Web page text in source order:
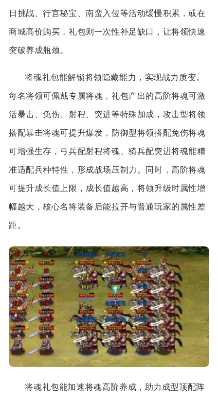
日挑战、行宫秘宝、南蛮入侵等活动缓慢积累，或在
商城高价购买，礼包则一次性补足缺口，让将领快速
突破养成瓶颈。
将魂礼包能解锁将领隐藏能力，实现战力质变。
每名将领可佩戴专属将魂，礼包产出的高阶将魂可激
活暴击、免伤、射程、突进等特殊加成，攻击型将领
搭配暴击将魂可提升爆发，防御型将领搭配免伤将魂
可增强生存，弓兵配射程将魂、骑兵配突进将魂能精
准适配兵种特性，形成战场压制力。同时，高阶将魂
可提升成长值上限，成长值越高，将领升级时属性增
幅越大，核心名将装备后能拉开与普通玩家的属性差
距。
将魂礼包能加速将魂高阶养成，助力成型顶配阵